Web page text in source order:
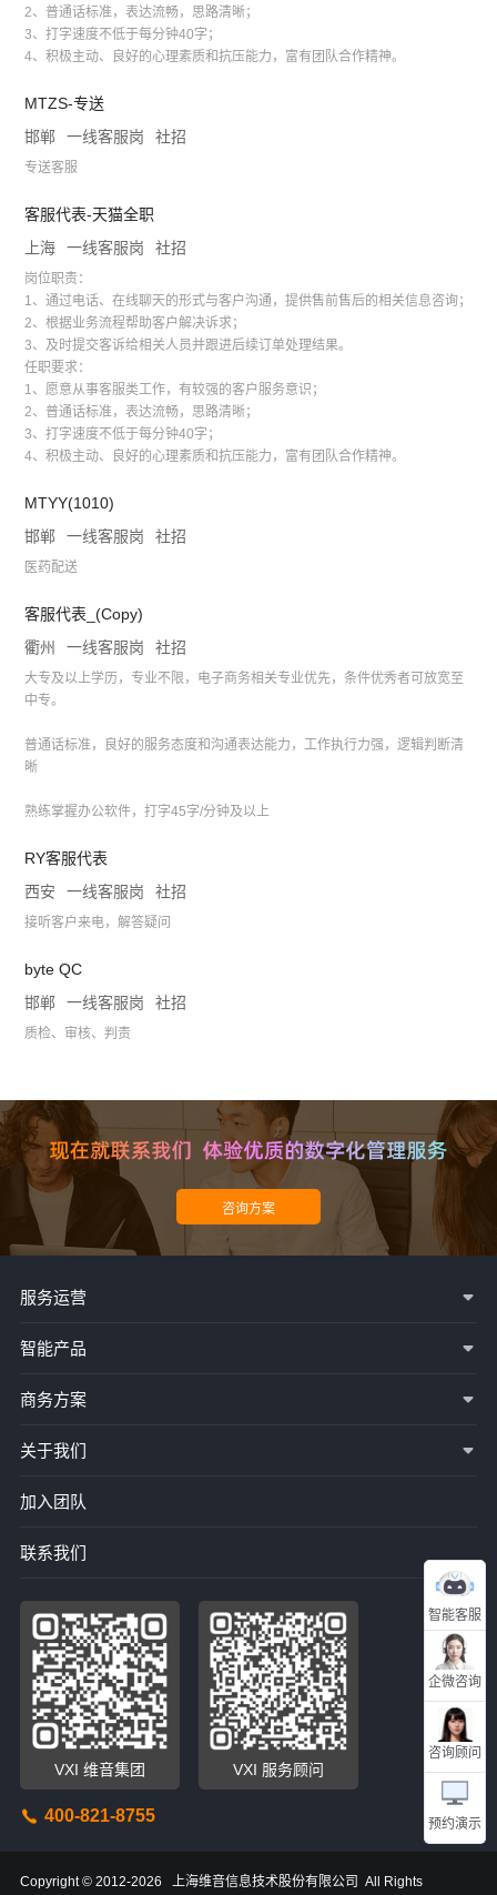
2、普通话标准，表达流畅，思路清晰；
3、打字速度不低于每分钟40字；
4、积极主动、良好的心理素质和抗压能力，富有团队合作精神。
MTZS-专送
邯郸
一线客服岗 社招
专送客服
客服代表-天猫全职
上海
一线客服岗 社招
岗位职责：
1、通过电话、在线聊天的形式与客户沟通，提供售前售后的相关信息咨询；
2、根据业务流程帮助客户解决诉求；
3、及时提交客诉给相关人员并跟进后续订单处理结果。
任职要求：
1、愿意从事客服类工作，有较强的客户服务意识；
2、普通话标准，表达流畅，思路清晰；
3、打字速度不低于每分钟40字；
4、积极主动、良好的心理素质和抗压能力，富有团队合作精神。
MTYY(1010)
邯郸
一线客服岗 社招
医药配送
客服代表_(Copy)
衢州
一线客服岗 社招
大专及以上学历，专业不限，电子商务相关专业优先，条件优秀者可放宽至
中专。
普通话标准，良好的服务态度和沟通表达能力，工作执行力强，逻辑判断清
晰
熟练掌握办公软件，打字45字/分钟及以上
RY客服代表
西安
一线客服岗 社招
接听客户来电，解答疑问
byte QC
邯郸
一线客服岗 社招
质检、审核、判责
智能客服
企微咨询
咨询顾问
预约演示
服务运营
智能产品
商务方案
关于我们
加入团队
联系我们
VXI 维音集团 VXI 服务顾问
400-821-8755
Copyright © 2012-2026 上海维音信息技术股份有限公司 All Rights